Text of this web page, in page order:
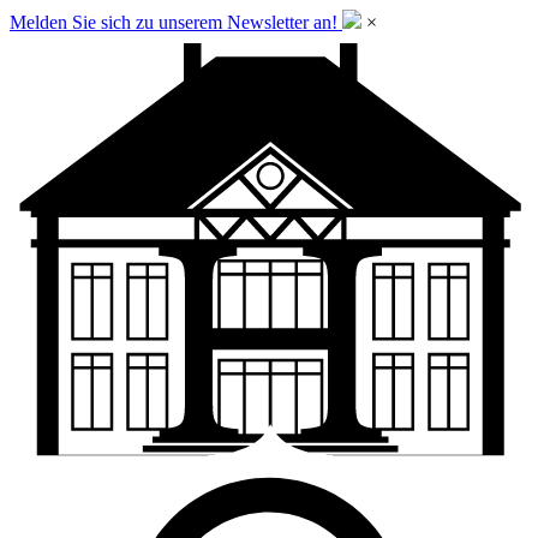
Melden Sie sich zu unserem Newsletter an! ×